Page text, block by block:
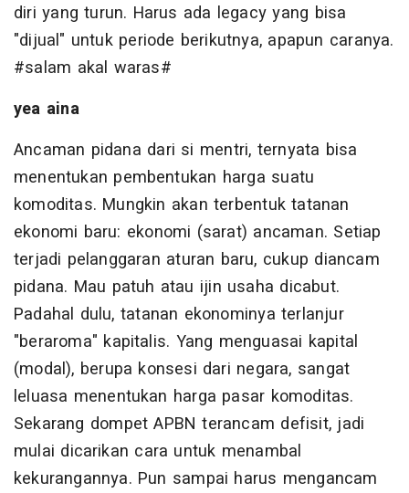
diri yang turun. Harus ada legacy yang bisa
"dijual" untuk periode berikutnya, apapun caranya.
#salam akal waras#
yea aina
Ancaman pidana dari si mentri, ternyata bisa
menentukan pembentukan harga suatu
komoditas. Mungkin akan terbentuk tatanan
ekonomi baru: ekonomi (sarat) ancaman. Setiap
terjadi pelanggaran aturan baru, cukup diancam
pidana. Mau patuh atau ijin usaha dicabut.
Padahal dulu, tatanan ekonominya terlanjur
"beraroma" kapitalis. Yang menguasai kapital
(modal), berupa konsesi dari negara, sangat
leluasa menentukan harga pasar komoditas.
Sekarang dompet APBN terancam defisit, jadi
mulai dicarikan cara untuk menambal
kekurangannya. Pun sampai harus mengancam